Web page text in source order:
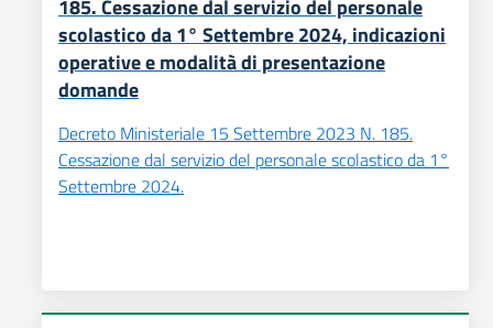
185. Cessazione dal servizio del personale
scolastico da 1° Settembre 2024, indicazioni
operative e modalità di presentazione
domande
Decreto Ministeriale 15 Settembre 2023 N. 185.
Cessazione dal servizio del personale scolastico da 1°
Settembre 2024.